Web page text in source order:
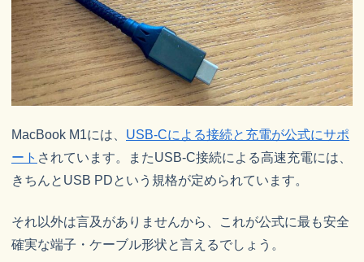
MacBook M1には、 USB-Cによる接続と充電が公式にサポ
ート されています。またUSB-C接続による高速充電には、
きちんとUSB PDという規格が定められています。
それ以外は言及がありませんから、これが公式に最も安全
確実な端子・ケーブル形状と言えるでしょう。